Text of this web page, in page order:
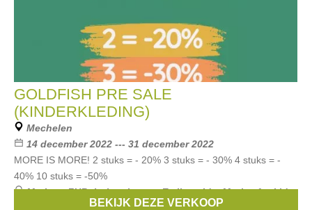
GOLDFISH PRE SALE
(KINDERKLEDING)
Mechelen
14 december 2022 --- 31 december 2022
MORE IS MORE! 2 stuks = - 20% 3 stuks = - 30% 4 stuks = -
40% 10 stuks = -50%
Merken:FUB,bobo choses,Emile et Ida,Morley for kids,
BEKIJK DEZE VERKOOP